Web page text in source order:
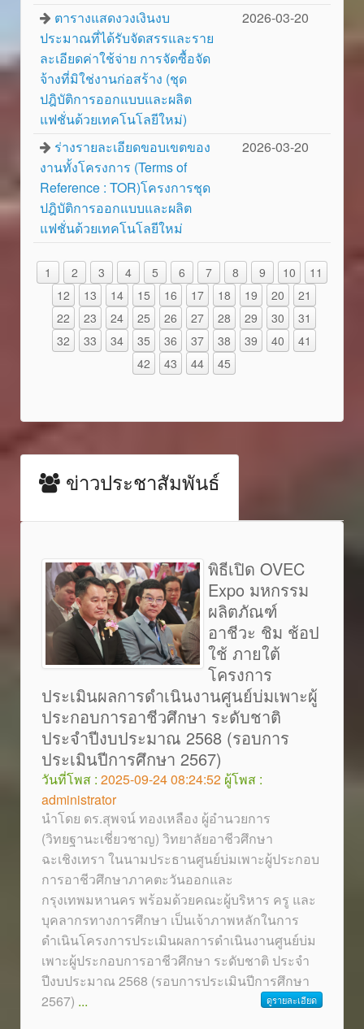
ตารางแสดงวงเงินงบ
ประมาณที่ได้รับจัดสรรและราย
ละเอียดค่าใช้จ่าย การจัดซื้อจัด
จ้างที่มิใช่งานก่อสร้าง (ชุด
ปฎิบัติการออกแบบและผลิต
แฟชั่นด้วยเทคโนโลยีใหม่)
2026-03-20
ร่างรายละเอียดขอบเขตของ
งานทั้งโครงการ (Terms of
Reference : TOR)โครงการชุด
ปฎิบัติการออกแบบและผลิต
แฟชั่นด้วยเทคโนโลยีใหม่
2026-03-20
1 2 3 4 5 6 7 8 9 10
11
12
13 14 15 16 17 18 19 20
21
22
23 24 25 26 27 28 29 30
31
32
33 34 35 36 37 38 39 40
41
42
43 44 45
ข่าวประชาสัมพันธ์
พิธีเปิด OVEC
Expo มหกรรม
ผลิตภัณฑ์
อาชีวะ ชิม ช้อป
ใช้ ภายใต้
โครงการ
ประเมินผลการดำเนินงานศูนย์บ่มเพาะผู้
ประกอบการอาชีวศึกษา ระดับชาติ
ประจำปีงบประมาณ 2568 (รอบการ
ประเมินปีการศึกษา 2567)
วันที่โพส : 2025-09-24 08:24:52 ผู้โพส :
administrator
นำโดย ดร.สุพจน์ ทองเหลือง ผู้อำนวยการ
(วิทยฐานะเชี่ยวชาญ) วิทยาลัยอาชีวศึกษา
ฉะเชิงเทรา ในนามประธานศูนย์บ่มเพาะผู้ประกอบ
การอาชีวศึกษาภาคตะวันออกและ
กรุงเทพมหานคร พร้อมด้วยคณะผู้บริหาร ครู และ
บุคลากรทางการศึกษา เป็นเจ้าภาพหลักในการ
ดำเนินโครงการประเมินผลการดำเนินงานศูนย์บ่ม
เพาะผู้ประกอบการอาชีวศึกษา ระดับชาติ ประจำ
ปีงบประมาณ 2568 (รอบการประเมินปีการศึกษา
2567) ... ดูรายละเอียด